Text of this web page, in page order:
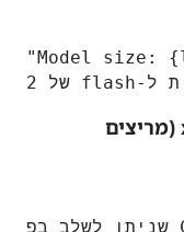
שלב 2: המרה ל-C array עם xxd (מריצים